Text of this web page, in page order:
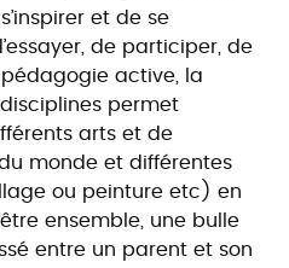
et de se
de participer, de
active, la
permet
arts et de
monde et différentes
ou peinture etc) en
ensemble, une bulle
entre un parent et son